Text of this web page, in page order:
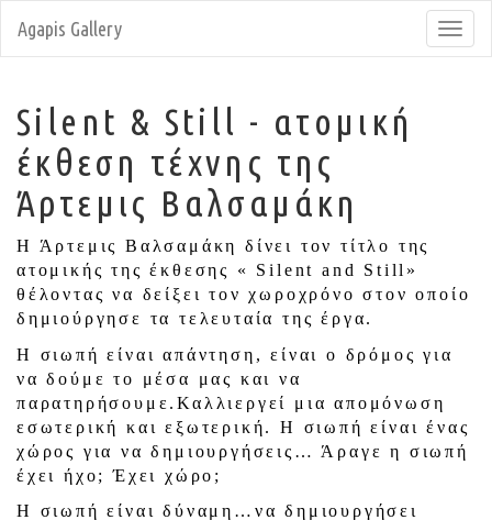
Agapis Gallery
Silent & Still - ατομική
έκθεση τέχνης της
Άρτεμις Βαλσαμάκη
Η Άρτεμις Βαλσαμάκη δίνει τον τίτλο της
ατομικής της έκθεσης « Silent and Still»
θέλοντας να δείξει τον χωροχρόνο στον οποίο
δημιούργησε τα τελευταία της έργα.
Η σιωπή είναι απάντηση, είναι ο δρόμος για
να δούμε το μέσα μας και να
παρατηρήσουμε.Καλλιεργεί μια απομόνωση
εσωτερική και εξωτερική. Η σιωπή είναι ένας
χώρος για να δημιουργήσεις… Άραγε η σιωπή
έχει ήχο; Έχει χώρο;
Η σιωπή είναι δύναμη…να δημιουργήσει